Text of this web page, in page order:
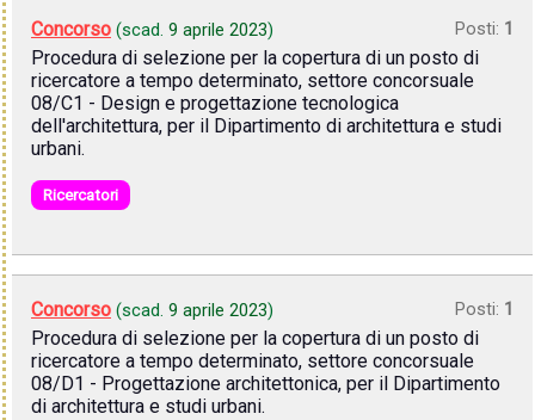
Concorso (scad. 9 aprile 2023) Posti: 1
Procedura di selezione per la copertura di un posto di
ricercatore a tempo determinato, settore concorsuale
08/C1 - Design e progettazione tecnologica
dell'architettura, per il Dipartimento di architettura e studi
urbani.
Ricercatori
Concorso (scad. 9 aprile 2023) Posti: 1
Procedura di selezione per la copertura di un posto di
ricercatore a tempo determinato, settore concorsuale
08/D1 - Progettazione architettonica, per il Dipartimento
di architettura e studi urbani.